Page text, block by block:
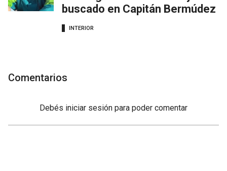
buscado en Capitán Bermúdez
INTERIOR
Comentarios
Debés iniciar sesión para poder comentar